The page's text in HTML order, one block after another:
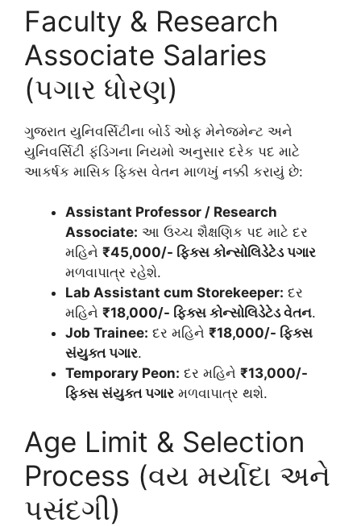
Faculty & Research
Associate Salaries
(પગાર ધોરણ)
ગુજરાત યુનિવર્સિટીના બોર્ડ ઓફ મેનેજમેન્ટ અને
યુનિવર્સિટી ફંડિગના નિયમો અનુસાર દરેક પદ માટે
આકર્ષક માસિક ફિક્સ વેતન માળખું નક્કી કરાયું છે:
Assistant Professor / Research
Associate: આ ઉચ્ચ શૈક્ષણિક પદ માટે દર
મહિને ₹45,000/- ફિક્સ કોન્સોલિડેટેડ પગાર
મળવાપાત્ર રહેશે.
Lab Assistant cum Storekeeper: દર
મહિને ₹18,000/- ફિક્સ કોન્સોલિડેટેડ વેતન.
Job Trainee: દર મહિને ₹18,000/- ફિક્સ
સંયુક્ત પગાર.
Temporary Peon: દર મહિને ₹13,000/-
ફિક્સ સંયુક્ત પગાર મળવાપાત્ર થશે.
Age Limit & Selection
Process (વય મર્યાદા અને
પસંદગી)